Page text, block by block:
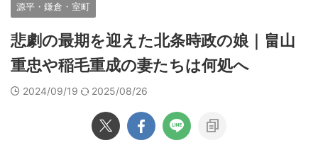
源平・鎌倉・室町
悲劇の最期を迎えた北条時政の娘｜畠山
重忠や稲毛重成の妻たちは何処へ
2024/09/19 2025/08/26